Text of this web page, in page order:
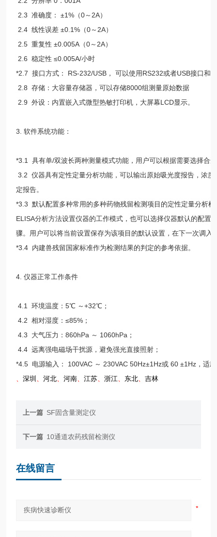
2.3 准确度： ±1%（0～2A）
2.4 线性误差 ±0.1%（0～2A）
2.5 重复性 ±0.005A（0～2A）
2.6 稳定性 ≤0.005A/小时
*2.7 接口方式： RS-232/USB， 可以使用RS232或者USB接口和
2.8 存储：大容量存储器，可以存储8000组测量原始数据
2.9 外设：内置嵌入式微型热敏打印机，大屏幕LCD显示。
3. 软件系统功能：
*3.1 具有单/双波长两种测量模式功能，用户可以根据需要选择合
3.2 仪器具有定性定量分析功能，可以输出原始吸光度报告，浓
定报告。
*3.3 默认配置多种常用的多种药物残留检测项目的定性定量分析
ELISA分析方法设置仪器的工作模式，也可以选择仪器默认的配置
骤。用户可以将当前设置保存为该项目的默认设置，在下一次调入
*3.4 内建兽残留国家标准作为检测结果的判定的参考依据。
4. 仪器正常工作条件
4.1 环境温度：5℃ ～+32℃；
4.2 相对湿度：≤85%；
4.3 大气压力：860hPa ～ 1060hPa；
4.4 远离强电磁场干扰源，避免强光直接照射；
*4.5 电源输入： 100VAC ～ 230VAC 50Hz±1Hz或 60 ±1Hz，适
、深圳 、河北 、河南 、江苏 、浙江 东北 、吉林
上一篇 SF固含量测定仪
下一篇 10通道农药残留检测仪
在线留言